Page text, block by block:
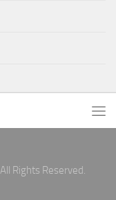
Rights Reserved.